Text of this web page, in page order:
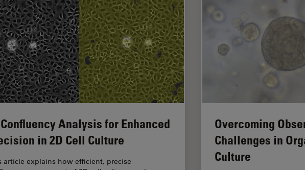
Analysis for Enhanced
in 2D Cell Culture
article explains how efficient, precise
Overcoming
Challenges in
Culture